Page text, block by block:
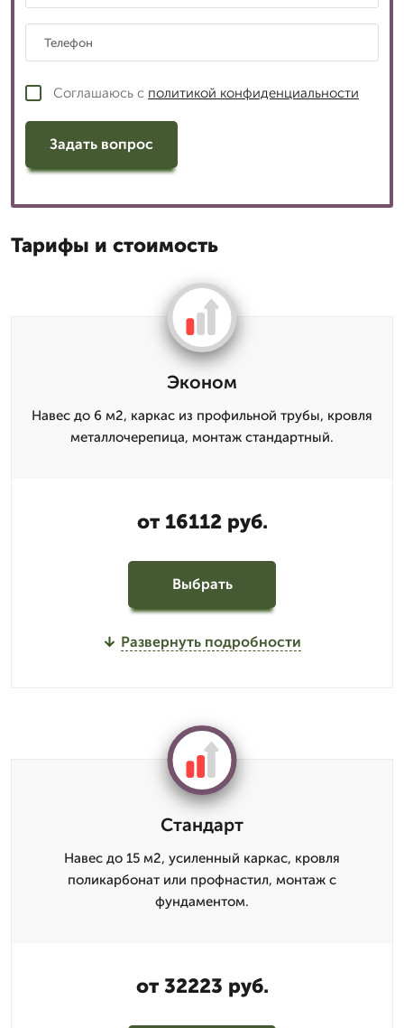
Соглашаюсь с политикой конфиденциальности
Задать вопрос
Тарифы и стоимость
Эконом
Навес до 6 м2, каркас из профильной трубы, кровля
металлочерепица, монтаж стандартный.
от 16112 руб.
Выбрать
Развернуть подробности
Стандарт
Навес до 15 м2, усиленный каркас, кровля
поликарбонат или профнастил, монтаж с
фундаментом.
от 32223 руб.